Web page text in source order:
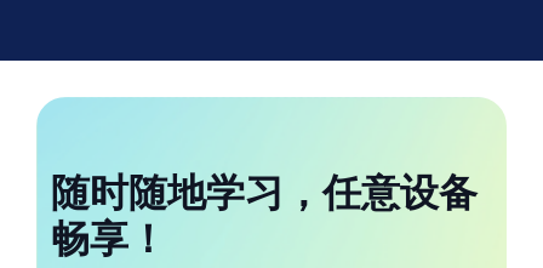
随时随地学习，任意设备
畅享！